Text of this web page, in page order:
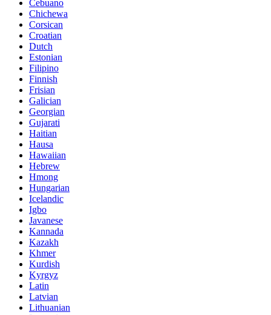
Cebuano
Chichewa
Corsican
Croatian
Dutch
Estonian
Filipino
Finnish
Frisian
Galician
Georgian
Gujarati
Haitian
Hausa
Hawaiian
Hebrew
Hmong
Hungarian
Icelandic
Igbo
Javanese
Kannada
Kazakh
Khmer
Kurdish
Kyrgyz
Latin
Latvian
Lithuanian